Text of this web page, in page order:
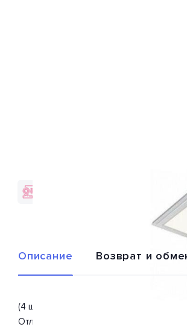
Описание Возврат и
(4 шт) Светодиодная панель 1036131A
Отлично подойдет для такого типа